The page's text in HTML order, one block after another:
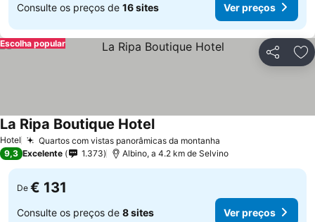
Consulte os preços de 16 sites Ver preços
Partilhar
Escolha popular
Hotel Quartos com vistas panorâmicas da montanha
La Ripa Boutique Hotel
9,3 Excelente 1.373 Albino, a 4.2 km de Selvino
De € 131
Consulte os preços de 8 sites Ver preços